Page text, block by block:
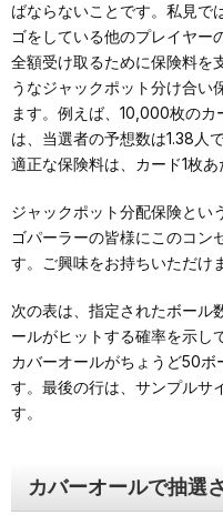
ばならないことです。私見で
ゴをしている他のプレイヤー
全額受け取るために保険料を
うなジャックポット分け合い
ます。例えば、10,000枚の
は、当選者の予想数は1.38人
適正な保険料は、カード1枚
ジャックポット分配保険とい
ゴパーラーの皆様にこのコン
す。ご興味をお持ちいただけ
次の表は、指定されたボール
ールがヒットする確率を示
カバーオールがちょうど50
す。最後の行は、サンプルサ
す。
カバーオールで抽選